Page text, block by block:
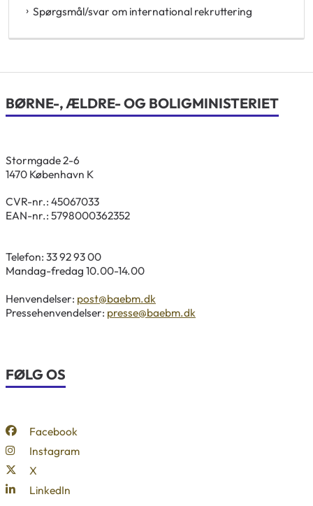
Spørgsmål/svar om international rekruttering
BØRNE-, ÆLDRE- OG BOLIGMINISTERIET
Stormgade 2-6
1470 København K
CVR-nr.: 45067033
EAN-nr.: 5798000362352
Telefon: 33 92 93 00
Mandag-fredag 10.00-14.00
Henvendelser: post@baebm.dk
Pressehenvendelser: presse@baebm.dk
FØLG OS
Facebook
Instagram
X
LinkedIn